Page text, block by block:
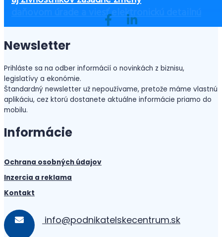
daňovom úrade a viesť elektronickú detailnú
evidenciu jázd
Newsletter
Prihláste sa na odber informácií o novinkách z biznisu,
legislatívy a ekonómie.
Štandardný newsletter už nepoužívame, pretože máme vlastnú
aplikáciu, cez ktorú dostanete aktuálne informácie priamo do
mobilu.
Informácie
Ochrana osobných údajov
Inzercia a reklama
Kontakt
info@podnikatelskecentrum.sk